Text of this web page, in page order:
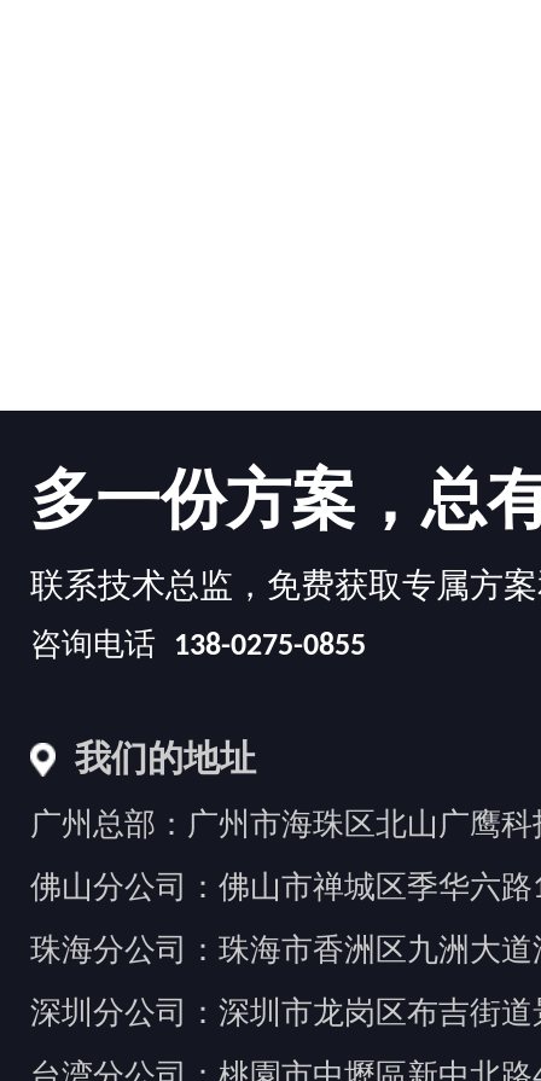
多一份方案，总
联系技术总监，免费获取专属方
咨询电话 138-0275-0855
我们的地址
广州总部：广州市海珠区北山广鹰科
佛山分公司：佛山市禅城区季华六路
珠海分公司：珠海市香洲区九洲大道
深圳分公司：深圳市龙岗区布吉街